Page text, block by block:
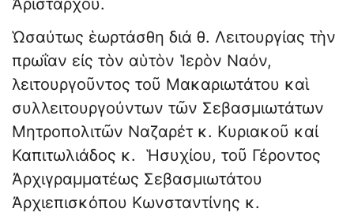
Ἀριστάρχου.
Ὡσαύτως ἑωρτάσθη διά θ. Λειτουργίας τὴν
πρωΐαν εἰς τὸν αὑτὸν Ἱερὸν Ναόν,
λειτουργοῦντος τοῦ Μακαριωτάτου καὶ
συλλειτουργούντων τῶν Σεβασμιωτάτων
Μητροπολιτῶν Ναζαρέτ κ. Κυριακοῦ καί
Καπιτωλιάδος κ. Ἡσυχίου, τοῦ Γέροντος
Ἀρχιγραμματέως Σεβασμιωτάτου
Ἀρχιεπισκόπου Κωνσταντίνης κ.